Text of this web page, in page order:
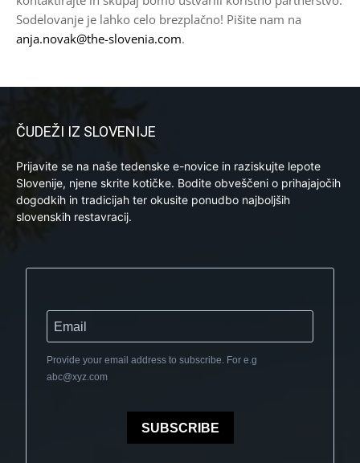
Sodelovanje je lahko celo brezplačno! Pišite nam na
anja.novak@the-slovenia.com.
ČUDEŽI IZ SLOVENIJE
Prijavite se na naše tedenske e-novice in raziskujte lepote
Slovenije, njene skrite kotičke. Bodite obveščeni o prihajajočih
dogodkih in tradicijah ter okusite ponudbo najboljših
slovenskih restavracij.
Provide your email address to subscribe. For e.g
abc@xyz.com
SUBSCRIBE